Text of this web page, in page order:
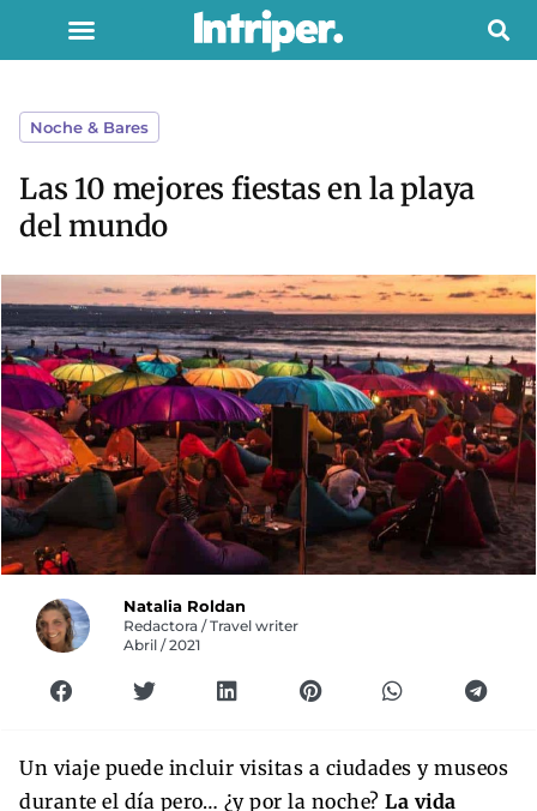
Noche & Bares
Las 10 mejores fiestas en la playa
del mundo
Natalia Roldan
Redactora / Travel writer
Abril / 2021
Un viaje puede incluir visitas a ciudades y museos
durante el día pero… ¿y por la noche? La vida